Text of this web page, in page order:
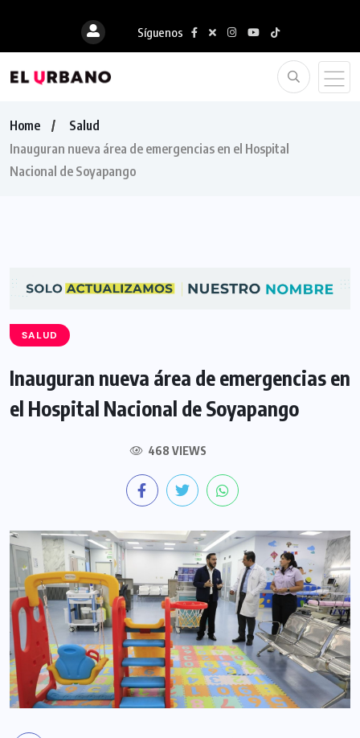
Síguenos
Home
Salud
Inauguran nueva área de emergencias en el Hospital
Nacional de Soyapango
SALUD
Inauguran nueva área de emergencias en
el Hospital Nacional de Soyapango
468 VIEWS